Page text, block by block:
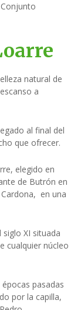
natural de
a
al final del
que ofrecer.
elegido en
de Butrón en
en una
XI situada
cualquier núcleo
pasadas
por la capilla,